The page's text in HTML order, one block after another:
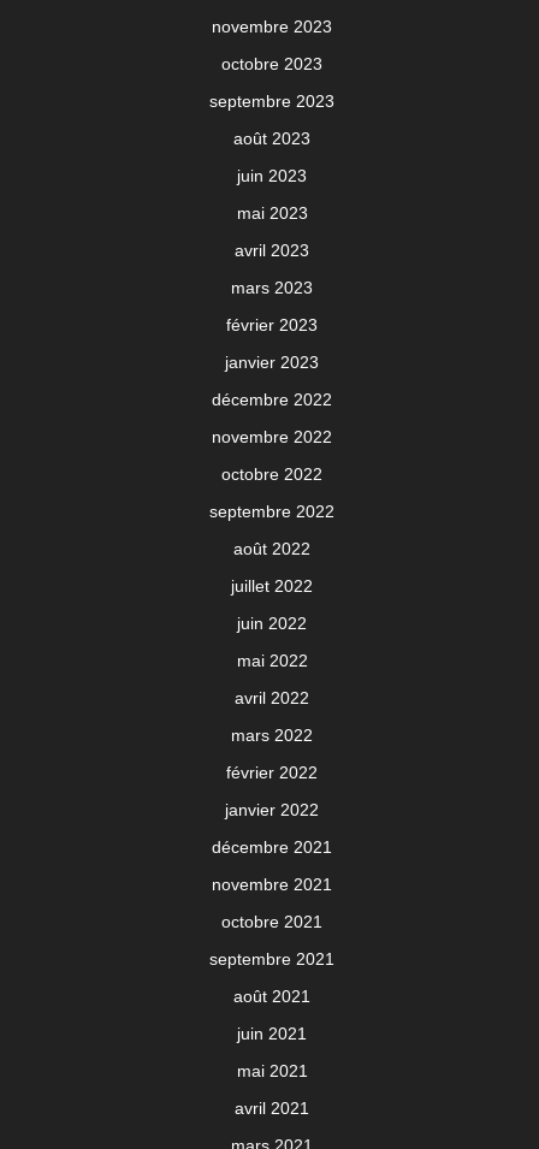
novembre 2023
octobre 2023
septembre 2023
août 2023
juin 2023
mai 2023
avril 2023
mars 2023
février 2023
janvier 2023
décembre 2022
novembre 2022
octobre 2022
septembre 2022
août 2022
juillet 2022
juin 2022
mai 2022
avril 2022
mars 2022
février 2022
janvier 2022
décembre 2021
novembre 2021
octobre 2021
septembre 2021
août 2021
juin 2021
mai 2021
avril 2021
mars 2021